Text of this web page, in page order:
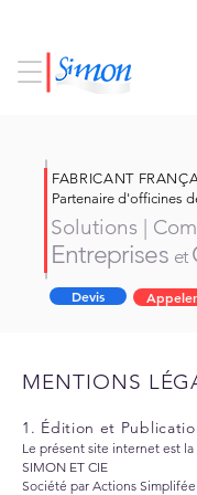
FABRICANT
Partenaire d'officines
Solutions |
Entreprises et
Devis Appeler
MENTIONS
1. Édition et
Le présent site internet est
SIMON ET CIE
Société par Actions Simplifée